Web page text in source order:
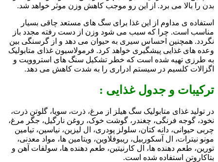
بدن را بالا می برد. از این رو موجب کاهش وزن موثر خواهد شد.
استفاده ی مداوم از این غذا برای سگ های مستعد چاقی بسیار
مناسب است. چرا که سبب می شود وزن از دست رفته مجدد باز
نگردد. همچنین احساس سیری به حیوان می دهد و از گرسنگی بین
وعده های غذایی پیشگیری خواهد کرد. فرمولاسیون غذای متابولیک
به طرزی تهیه شده است که خطر تشکیل سنگ های استروویت و
اگزالات کلسیم در سیستم ادراری را به شدت کاهش می دهد.
ترکیبات و جدول غذایی :
در تولید غذای متابولیک سگ هیلز از مرغ، ذرت، سویا، گلوتن ذرت،
نخود، گوجه فرنگی، چغندر، گوشت خوک، روغن نارگیل، جگر مرغ،
چربی حیوانی، دانه کتان، سلولز پودری، ال لیزین، نیاسین، تیامین
مونو نیترات، ال آسکوربیل، ریبوفلاوین، ویتامین ها، مواد معدنی،
تورین، طعم دهنده ها، ال کارنیتین، طعم دهنده ها، سولفات آهن و
بتاکاروتن استفاده شده است.